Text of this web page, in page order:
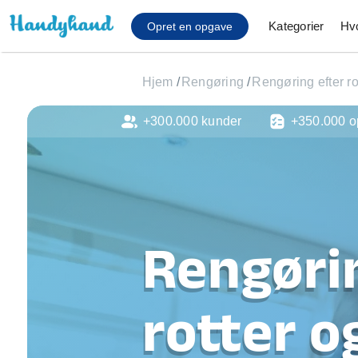
Opret en opgave Kategorier
Affaldsfjernelse
Gulvlaminering
Hårde hvidevare
Hjælp til mobil, pc, tv
Installation af ildsted
Møbelsamling og
Ophængning af
Hjem / Rengøring / Rengøring efter
rotter
+300.000 kunder +350.000